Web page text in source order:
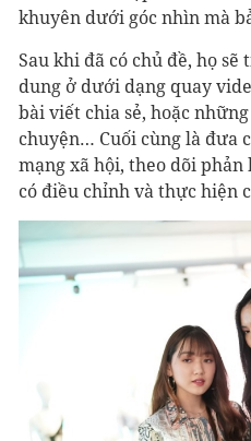
khuyên dưới góc nhìn mà
Sau khi đã có chủ đề, họ
dung ở dưới dạng quay
bài viết chia sẻ, hoặc
chuyện… Cuối cùng là đưa
mạng xã hội, theo dõi
có điều chỉnh và thực hiện